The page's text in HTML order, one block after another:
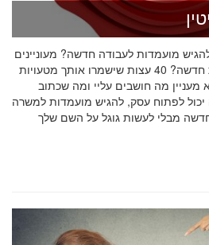
מועמדות לעבודה חדשה? מעוניינים
להקים עסק או להתחיל זוגיות חדשה? 40 עצות שישמרו אותך מטעויות
מה חושבים עליי ומה שכתוב
לפתוח עסק, להגיש מועמדות למשרה
מבלי לעשות גוגל על השם שלך